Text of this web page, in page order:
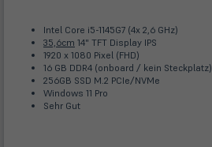
Intel Core i5-1145G7 (4x 2,6 GHz)
35,6cm 14" TFT Display IPS
1920 x 1080 Pixel (FHD)
16 GB DDR4 (onboard / kein Steckplatz)
256GB SSD M.2 PCIe/NVMe
Windows 11 Pro
Sehr Gut